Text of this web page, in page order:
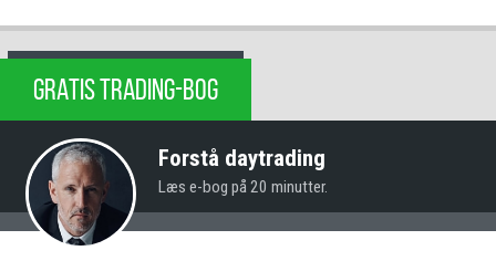
GRATIS TRADING-BOG
Forstå daytrading
Læs e-bog på 20 minutter.